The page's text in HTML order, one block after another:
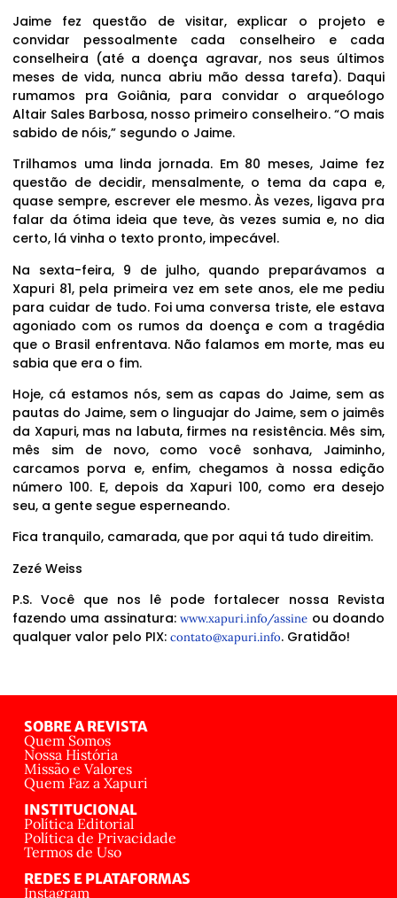
Jaime fez questão de visitar, explicar o projeto e
convidar pessoalmente cada conselheiro e cada
conselheira (até a doença agravar, nos seus últimos
meses de vida, nunca abriu mão dessa tarefa). Daqui
rumamos pra Goiânia, para convidar o arqueólogo
Altair Sales Barbosa, nosso primeiro conselheiro. “O mais
sabido de nóis,” segundo o Jaime.
Trilhamos uma linda jornada. Em 80 meses, Jaime fez
questão de decidir, mensalmente, o tema da capa e,
quase sempre, escrever ele mesmo. Às vezes, ligava pra
falar da ótima ideia que teve, às vezes sumia e, no dia
certo, lá vinha o texto pronto, impecável.
Na sexta-feira, 9 de julho, quando preparávamos a
Xapuri 81, pela primeira vez em sete anos, ele me pediu
para cuidar de tudo. Foi uma conversa triste, ele estava
agoniado com os rumos da doença e com a tragédia
que o Brasil enfrentava. Não falamos em morte, mas eu
sabia que era o fim.
Hoje, cá estamos nós, sem as capas do Jaime, sem as
pautas do Jaime, sem o linguajar do Jaime, sem o jaimês
da Xapuri, mas na labuta, firmes na resistência. Mês sim,
mês sim de novo, como você sonhava, Jaiminho,
carcamos porva e, enfim, chegamos à nossa edição
número 100. E, depois da Xapuri 100, como era desejo
seu, a gente segue esperneando.
Fica tranquilo, camarada, que por aqui tá tudo direitim.
Zezé Weiss
P.S. Você que nos lê pode fortalecer nossa Revista
fazendo uma assinatura:www.xapuri.info/assine ou doando
qualquer valor pelo PIX: contato@xapuri.info. Gratidão!
SOBRE A REVISTA
Quem Somos
Nossa História
Missão e Valores
Quem Faz a Xapuri
INSTITUCIONAL
Política Editorial
Política de Privacidade
Termos de Uso
REDES E PLATAFORMAS
Instagram